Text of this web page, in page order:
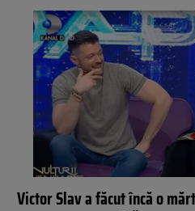
Victor Slav a făcut încă o